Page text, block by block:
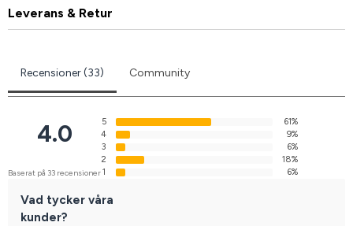
Leverans & Retur
Recensioner (33) Community
4.0
Baserat på 33 recensioner
5
61%
4
9%
3
6%
2
18%
1
6%
Vad tycker våra
kunder?